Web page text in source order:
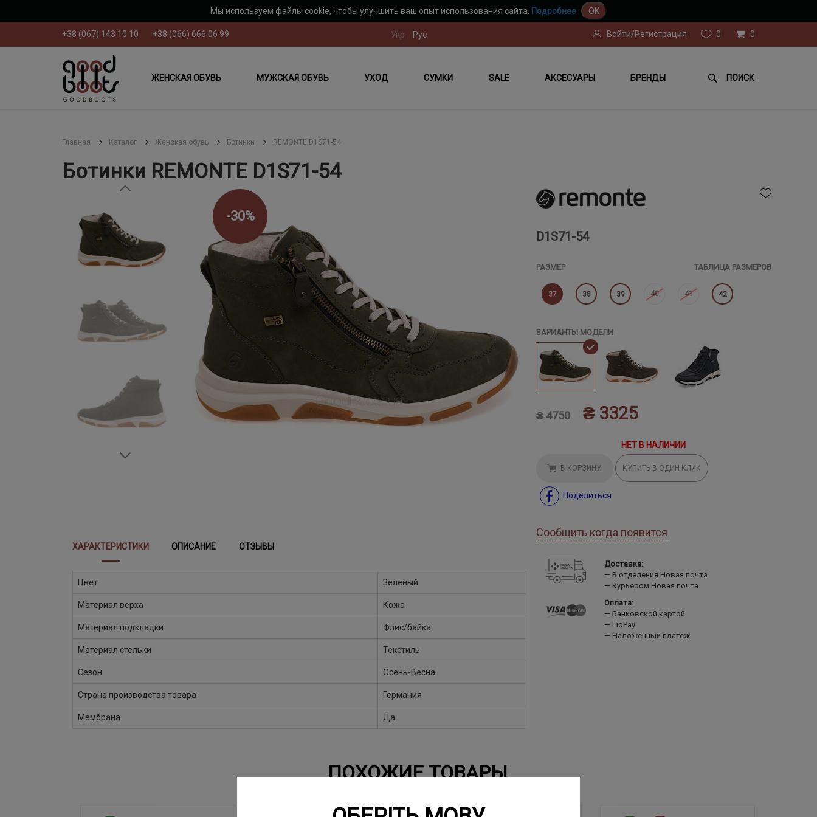
Мы используем файлы cookie, чтобы улучшить ваш опыт использования сайта. Подробнее OK
+38 (067) 143 10 10 +38 (066) 666 06 99 Укр Рус Войти/Регистрация 0 0
ЖЕНСКАЯ ОБУВЬ МУЖСКАЯ ОБУВЬ УХОД СУМКИ SALE АКСЕСУАРЫ БРЕНДЫ ПОИСК
Главная Каталог Женская обувь Ботинки REMONTE D1S71-54
Ботинки REMONTE D1S71-54
-30%
D1S71-54
РАЗМЕР ТАБЛИЦА РАЗМЕРОВ
37 38 39 40 41 42
ВАРИАНТЫ МОДЕЛИ
₴ 4750 ₴ 3325
НЕТ В НАЛИЧИИ
В КОРЗИНУ КУПИТЬ В ОДИН КЛИК
Поделиться
Сообщить когда появится
ХАРАКТЕРИСТИКИ ОПИСАНИЕ ОТЗЫВЫ
Цвет Зеленый
Материал верха Кожа
Материал подкладки Флис/байка
Материал стельки Текстиль
Сезон Осень-Весна
Страна производства товара Германия
Мембрана Да
Доставка:
В отделения Новая почта
Курьером Новая почта
Оплата:
Банковской картой
LiqPay
Наложенный платеж
ПОХОЖИЕ ТОВАРЫ